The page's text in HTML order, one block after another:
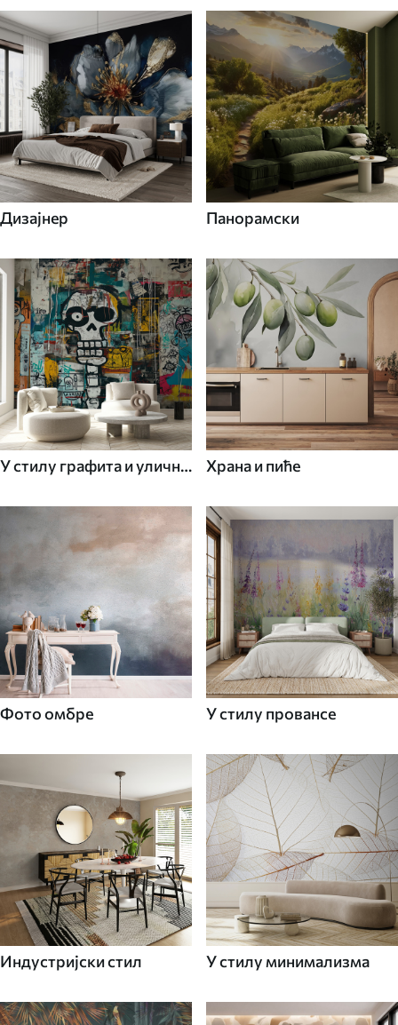
Дизајнер Панорамски
У стилу графита и уличне
Храна и пиће
Фото омбре У стилу провансе
Индустријски стил У стилу минимализма